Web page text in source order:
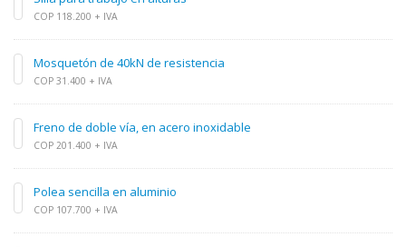
COP 118.200 + IVA
Mosquetón de 40kN de resistencia
COP 31.400 + IVA
Freno de doble vía, en acero inoxidable
COP 201.400 + IVA
Polea sencilla en aluminio
COP 107.700 + IVA